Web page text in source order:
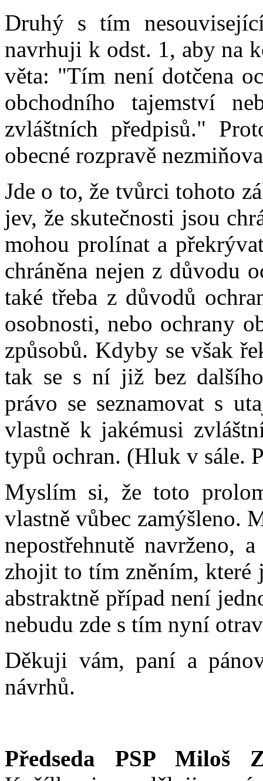
Druhý s tím
navrhuji k odst. 1, aby na
věta: "Tím není dotčena
obchodního tajemství
zvláštních předpisů."
obecné rozpravě
Jde o to, že tvůrci tohoto
jev, že skutečnosti jsou
mohou prolínat a
chráněna nejen z důvodu
také třeba z důvodů
osobnosti, nebo ochrany
způsobů. Kdyby se však
tak se s ní již bez
právo se seznamovat s
vlastně k jakémusi
typů ochran. (Hluk v sále.
Myslím si, že toto
vlastně vůbec zamýšleno.
nepostřehnutě navrženo,
zhojit to tím zněním, které
abstraktně případ není
nebudu zde s tím nyní
Děkuji vám, paní a
návrhů.
Předseda PSP Miloš